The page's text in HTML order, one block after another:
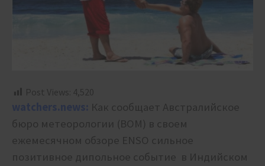
Post Views: 4,520
watchers.news: Как сообщает Австралийское
бюро метеорологии (BOM) в своем
ежемесячном обзоре ENSO сильное
позитивное дипольное событие в Индийском